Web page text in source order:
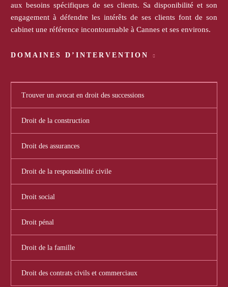
aux besoins spécifiques de ses clients. Sa disponibilité et son
engagement à défendre les intérêts de ses clients font de son
cabinet une référence incontournable à Cannes et ses environs.
DOMAINES D’INTERVENTION
Trouver un avocat en droit des successions
Droit de la construction
Droit des assurances
Droit de la responsabilité civile
Droit social
Droit pénal
Droit de la famille
Droit des contrats civils et commerciaux